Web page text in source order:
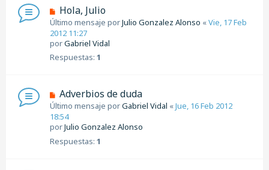
Hola, Julio
Último mensaje porJulio Gonzalez Alonso «Vie, 17 Feb
2012 11:27
porGabriel Vidal
Respuestas: 1
Adverbios de duda
Último mensaje porGabriel Vidal «Jue, 16 Feb 2012
18:54
porJulio Gonzalez Alonso
Respuestas: 1